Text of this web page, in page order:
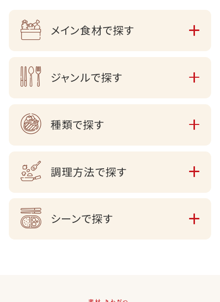
メイン食材で探す
ジャンルで探す
種類で探す
調理方法で探す
シーンで探す